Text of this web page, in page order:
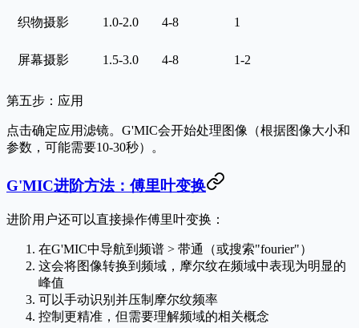
织物摄影 1.0-2.0 4-8 1
屏幕摄影 1.5-3.0 4-8 1-2
第五步：应用
点击确定应用滤镜。G'MIC会开始处理图像（根据图像大小和
参数，可能需要10-30秒）。
G'MIC进阶方法：傅里叶变换
进阶用户还可以直接操作傅里叶变换：
在G'MIC中导航到 频谱 > 带通
（或搜索"fourier"）
这会将图像转换到频域，摩尔纹在频域中表现为明显的
峰值
可以手动识别并压制摩尔纹频率
控制更精准，但需要理解频域的相关概念